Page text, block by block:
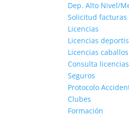
Dep. Alto Nivel/
Solicitud facturas
Licencias
Licencias
Licencias caballos
Consulta
Seguros
Protocolo
Clubes
Formación